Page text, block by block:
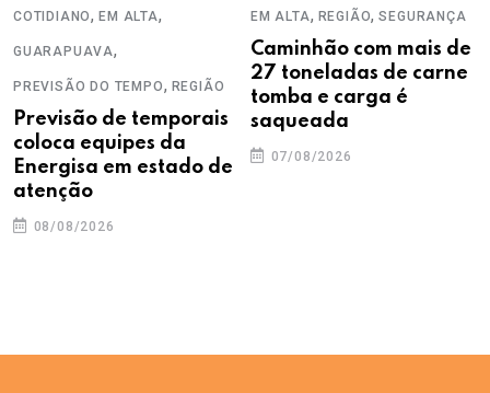
COTIDIANO,EM ALTA,
GUARAPUAVA,
PREVISÃO DO TEMPO, REGIÃO
Previsão de temporais
coloca equipes da
Energisa em estado de
atenção
08/08/2026
EM ALTA, REGIÃO,SEGURANÇA
Caminhão com mais de
27 toneladas de carne
tomba e carga é
saqueada
07/08/2026